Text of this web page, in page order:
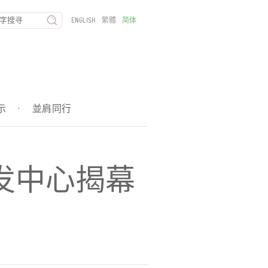
· 並肩同行
ENGLISH 繁體 简体
中心揭幕